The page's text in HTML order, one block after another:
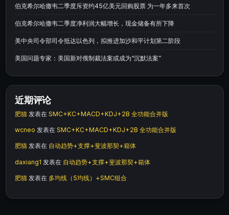
伯克希尔哈撒韦二季度斥资约45亿美元回购股票 为一年多来首次
伯克希尔哈撒韦二季度净利润大幅增长，现金储备有所下降
美中央司令部司令抵达以色列，拟推进加沙和平计划第二阶段
美国问题专家：美国新对俄制裁法案或成为“沉默法案”
近期评论
肥猫 发表在 SMC+KC+MACD+KDJ+2B 全功能合并版
wcneo 发表在 SMC+KC+MACD+KDJ+2B 全功能合并版
肥猫 发表在 自动趋势+支撑+斐波那契+箱体
daxiang1 发表在 自动趋势+支撑+斐波那契+箱体
肥猫 发表在 多均线（5均线）+SMC组合